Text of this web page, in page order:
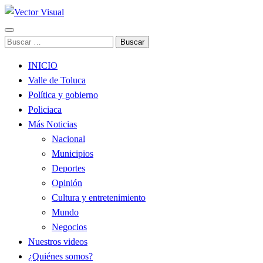
Vector Visual
Noticias y Producción Audiovisual
Buscar:
INICIO
Valle de Toluca
Política y gobierno
Policiaca
Más Noticias
Nacional
Municipios
Deportes
Opinión
Cultura y entretenimiento
Mundo
Negocios
Nuestros videos
¿Quiénes somos?